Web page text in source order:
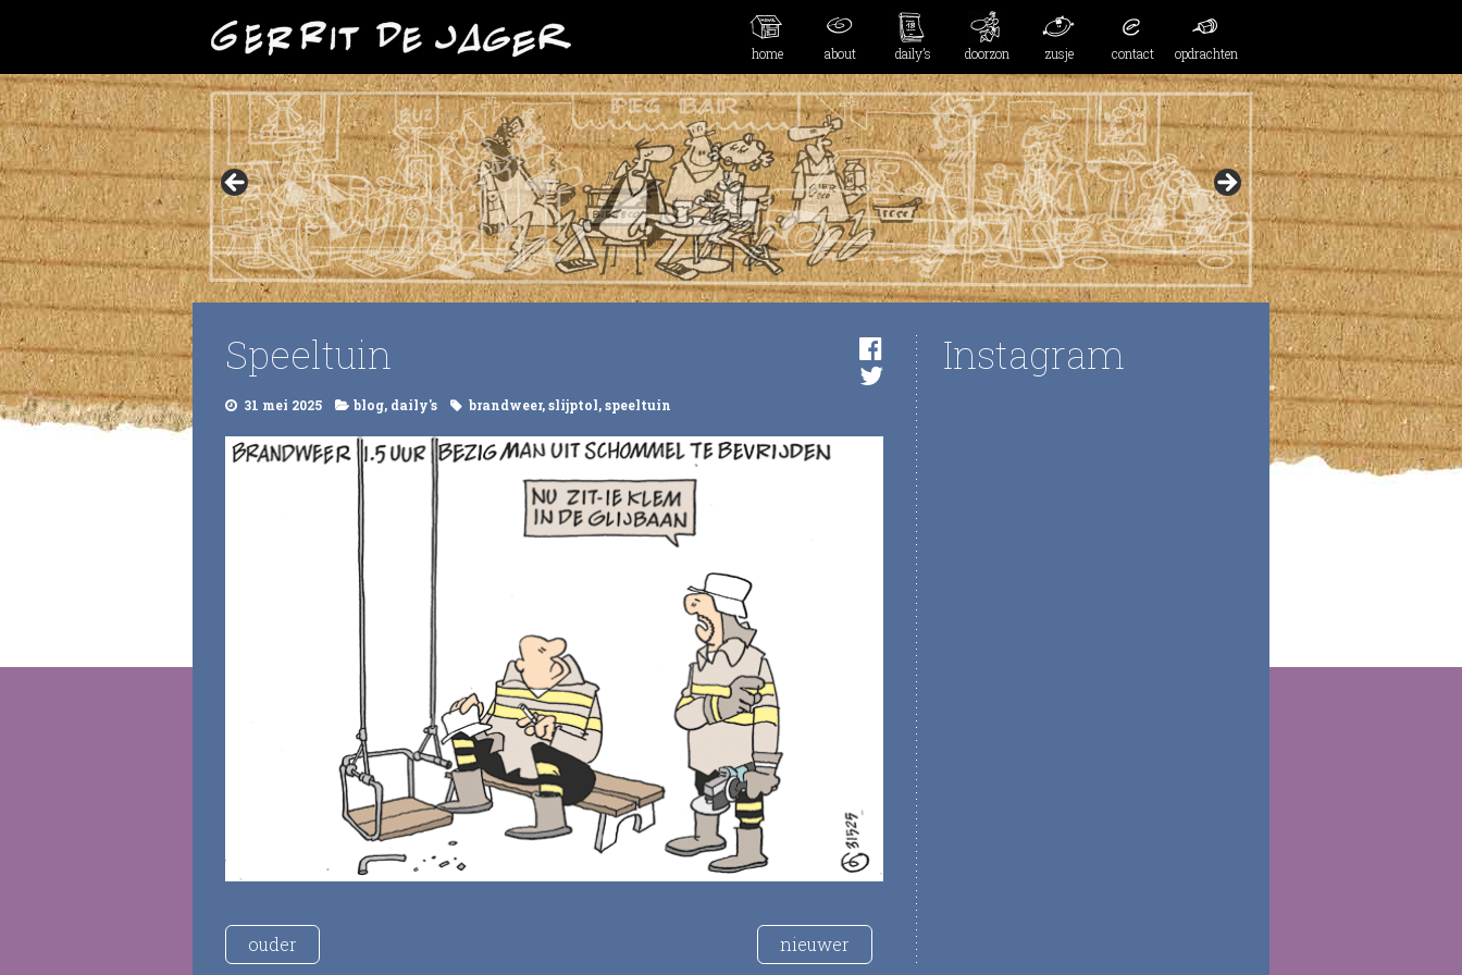
home about daily’s doorzon zusje contact opdrachten
Speeltuin
31 mei 2025 blog, daily's brandweer,slijptol,speeltuin
ouder nieuwer
Instagram